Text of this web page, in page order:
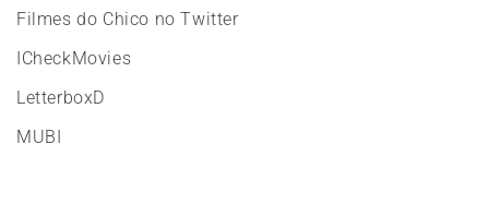
Filmes do Chico no Twitter
ICheckMovies
LetterboxD
MUBI